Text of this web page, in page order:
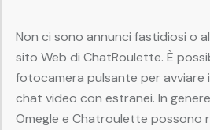
Non ci sono annunci fastidiosi o
sito Web di ChatRoulette. È
fotocamera pulsante per avviare
chat video con estranei. In
Omegle e Chatroulette possono